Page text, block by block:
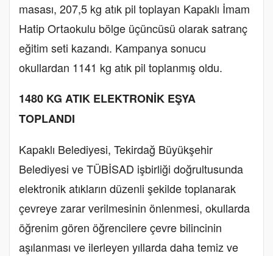
masası, 207,5 kg atık pil toplayan Kapaklı İmam
Hatip Ortaokulu bölge üçüncüsü olarak satranç
eğitim seti kazandı. Kampanya sonucu
okullardan 1141 kg atık pil toplanmış oldu.
1480 KG ATIK ELEKTRONİK EŞYA
TOPLANDI
Kapaklı Belediyesi, Tekirdağ Büyükşehir
Belediyesi ve TÜBİSAD işbirliği doğrultusunda
elektronik atıkların düzenli şekilde toplanarak
çevreye zarar verilmesinin önlenmesi, okullarda
öğrenim gören öğrencilere çevre bilincinin
aşılanması ve ilerleyen yıllarda daha temiz ve